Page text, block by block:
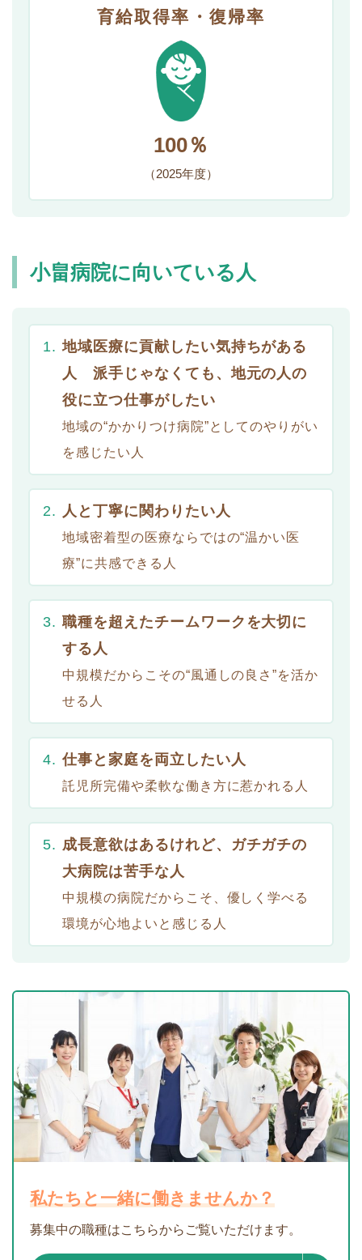
育給取得率・復帰率
100％
（2025年度）
小畠病院に向いている人
地域医療に貢献したい気持ちがある
人 派手じゃなくても、地元の人の
役に立つ仕事がしたい
地域の“かかりつけ病院”としてのやりがい
を感じたい人
人と丁寧に関わりたい人
地域密着型の医療ならではの“温かい医
療”に共感できる人
職種を超えたチームワークを大切に
する人
中規模だからこその“風通しの良さ”を活か
せる人
仕事と家庭を両立したい人
託児所完備や柔軟な働き方に惹かれる人
成長意欲はあるけれど、ガチガチの
大病院は苦手な人
中規模の病院だからこそ、優しく学べる
環境が心地よいと感じる人
私たちと一緒に働きませんか？
募集中の職種はこちらからご覧いただけます。